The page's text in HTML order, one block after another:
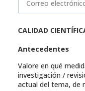
CALIDAD
Antecedentes
Valore en qué
investigación /
actual del tema, de